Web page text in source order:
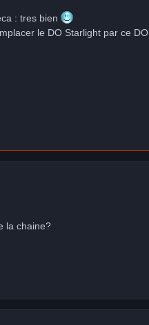
: tres bien
le DO Starlight par ce DO
la chaine?